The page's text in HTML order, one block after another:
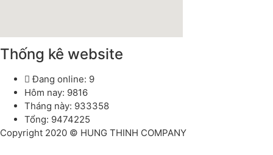
Thống kê website
Đang online: 9
Hôm nay: 9816
Tháng này: 933358
Tổng: 9474225
Copyright 2020 © HUNG THINH COMPANY